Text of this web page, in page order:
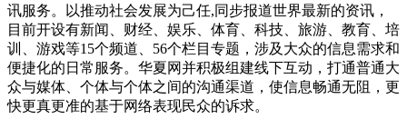
讯服务。以推动社会发展为己任,同步报道世界最新的资讯，
目前开设有新闻、财经、娱乐、体育、科技、旅游、教育、培
训、游戏等15个频道、56个栏目专题，涉及大众的信息需求和
便捷化的日常服务。华夏网并积极组建线下互动，打通普通大
众与媒体、个体与个体之间的沟通渠道，使信息畅通无阻，更
快更真更准的基于网络表现民众的诉求。